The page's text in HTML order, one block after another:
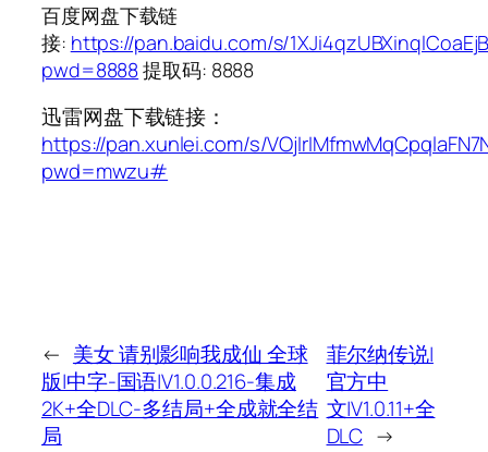
百度网盘下载链
接: https://pan.baidu.com/s/
pwd=8888提取码: 8888
迅雷网盘下载链接：
https://pan.xunlei.com/s/
pwd=mwzu#
← 美女 请别影响我成仙 全球
版|中字-国语|V1.0.0.216-集成
2K+全DLC-多结局+全成就全结
局
菲尔纳传说|
官方中
文|V1.0.11+全
DLC →